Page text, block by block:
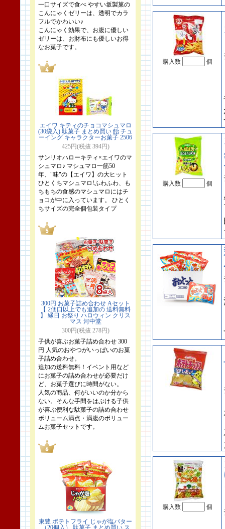
一口サイズで食べ やすい坂製菓の
こんにゃくゼリーは、透明でカラ
フルでかわいい♪
こんにゃく効果で、お腹に優しい
ゼリーは、お財布にも優しいお得
なお菓子です。
エイワ キティのチョコマシュマロ
(30袋入) 駄菓子 まとめ買い 飴 チュ
ーイング キャラクターお菓子 2506
425円(税抜 394円)
サンリオハローキティ×エイワのマ
シュマロ♪ マシュマロ一筋50
年、"味"の【エイワ】の大ヒット
ひとくちマシュマロ!ふわふわ、も
ちもちの食感のマシュマロにはチ
ョコが中に入っています。 ひとく
ちサイズの完全個包装タイプ
300円 お菓子詰め合わせ Aセット
【 2個口以上でも追加の 送料無料
】 縁日 お祭り ハロウィン クリス
マス 河中堂
300円(税抜 278円)
子供が喜ぶお菓子詰め合わせ 300
円 人気のおやつがいっぱいのお菓
子詰め合わせ。
追加の送料無料！イベント用など
にお菓子の詰め合わせが必要だけ
ど、お菓子選びに時間がない。
人気の商品、何がいいのか分から
ない。そんな手間をはぶける子供
が喜ぶ便利な駄菓子の詰め合わせ
ボリューム満点・満腹のボリュー
ムお菓子セットです。
東豊 ポテトフライ じゃが塩バター
（20個入） 駄菓子 まとめ買い ス
購入数 個
購入数 個
購入数 個